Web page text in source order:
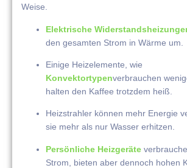
Weise.
Elektrische
den gesamten Strom in Wärme um.
Einige Heizelemente, wie
Konvektortypenverbrauchen
halten den Kaffee trotzdem heiß.
Heizstrahler können mehr Energie
sie mehr als nur Wasser erhitzen.
Persönliche Heizgeräte
Strom, bieten aber dennoch hohen